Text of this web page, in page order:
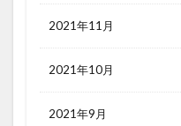
2021年11月
2021年10月
2021年9月